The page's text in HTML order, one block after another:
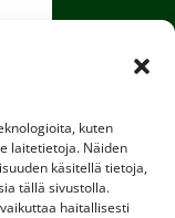
kuten
laitetietoja. Näiden
käsitellä tietoja,
tällä sivustolla.
haitallisesti